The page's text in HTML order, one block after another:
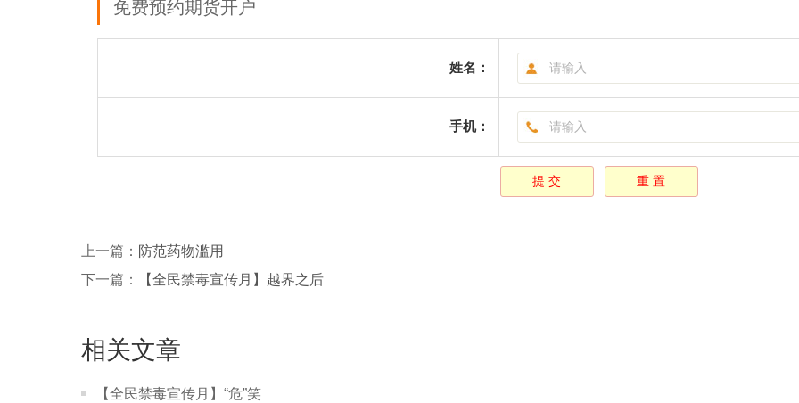
免费预约期货开户
姓名：
手机：
上一篇： 防范药物滥用
下一篇：
【全民禁毒宣传月】越界之后
相关文章
【全民禁毒宣传月】“危”笑